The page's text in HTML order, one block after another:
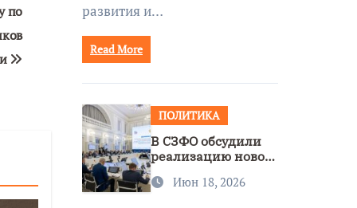
по
развития и…
Read More
ПОЛИТИКА
В СЗФО обсудили
реализацию новой
нацполитики
Июн 18, 2026